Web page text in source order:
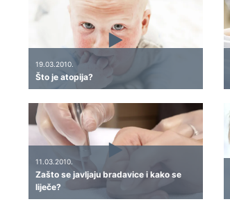
19.03.2010.
Što je atopija?
11.03.2010.
Zašto se javljaju bradavice i kako se
liječe?